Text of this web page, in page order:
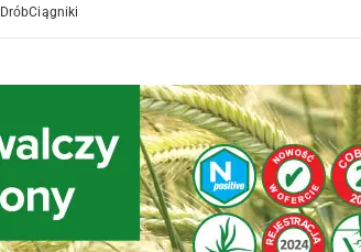
DróbCiągniki